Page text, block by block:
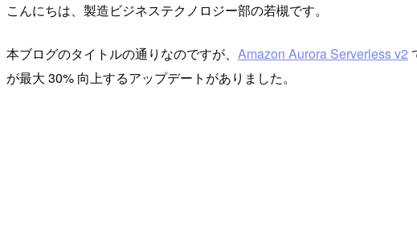
こんにちは、製造ビジネステクノロジー部の若槻です。
本ブログのタイトルの通りなのですが、 Amazon Aurora Serverless v2
が最大 30% 向上するアップデートがありました。